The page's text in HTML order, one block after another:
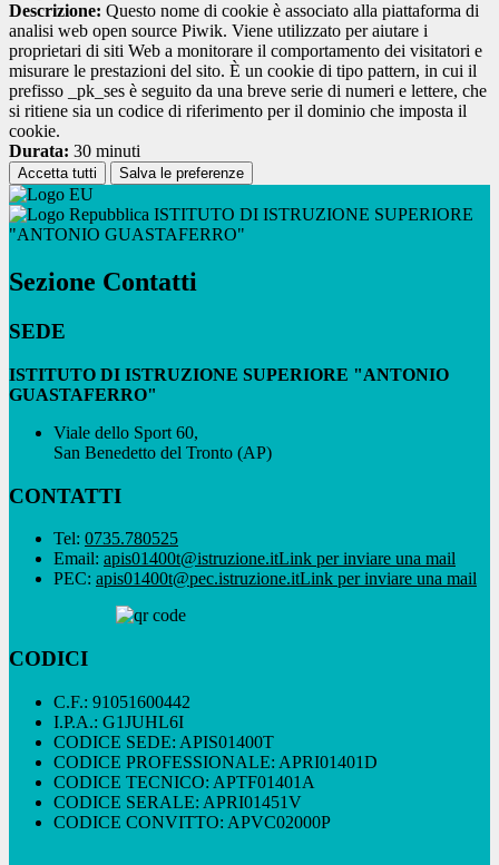
Descrizione: Questo nome di cookie è associato alla piattaforma di
analisi web open source Piwik. Viene utilizzato per aiutare i
proprietari di siti Web a monitorare il comportamento dei visitatori e
misurare le prestazioni del sito. È un cookie di tipo pattern, in cui il
prefisso _pk_ses è seguito da una breve serie di numeri e lettere, che
si ritiene sia un codice di riferimento per il dominio che imposta il
cookie.
Durata: 30 minuti
Accetta tutti Salva le preferenze
ISTITUTO DI ISTRUZIONE SUPERIORE
"ANTONIO GUASTAFERRO"
Sezione Contatti
SEDE
ISTITUTO DI ISTRUZIONE SUPERIORE "ANTONIO
GUASTAFERRO"
Viale dello Sport 60,
San Benedetto del Tronto (AP)
CONTATTI
Tel: 0735.780525
Email: apis01400t@istruzione.itLink per inviare una mail
PEC: apis01400t@pec.istruzione.itLink per inviare una mail
CODICI
C.F.: 91051600442
I.P.A.: G1JUHL6I
CODICE SEDE: APIS01400T
CODICE PROFESSIONALE: APRI01401D
CODICE TECNICO: APTF01401A
CODICE SERALE: APRI01451V
CODICE CONVITTO: APVC02000P